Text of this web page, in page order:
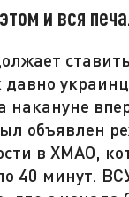
и вся
давно
накануне
объявлен
в ХМАО,
40 минут.